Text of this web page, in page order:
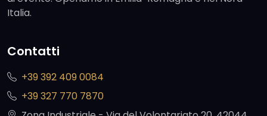
Italia.
Contatti
+39 392 409 0084
+39 327 770 7870